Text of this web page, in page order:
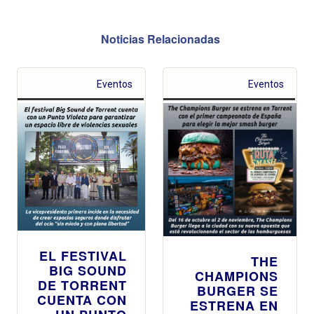
Noticias Relacionadas
Eventos
EL FESTIVAL
BIG SOUND
DE TORRENT
CUENTA CON
Eventos
THE
CHAMPIONS
BURGER SE
ESTRENA EN